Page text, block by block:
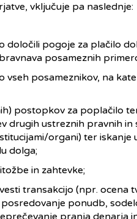
vključuje pa naslednje:
določili pogoje za plačilo
posameznih
vseh posameznikov, na
postopkov za poplačilo
drugih ustreznih pravnih in
organi) ter iskanje
dolga;
in zahtevke;
transakcijo (npr. ocena
ponudb,
pranja denarja